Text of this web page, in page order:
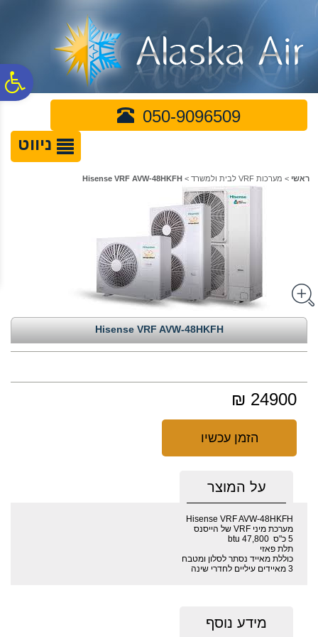
נגישות
המרכזי
050-9096509
ניווט
ראשי > מערכות VRF לבית ולמשרד >
Hisense VRF AVW-48HKFH
Hisense VRF AVW-48HKFH
24900 ₪
הזמן עכשיו
על המוצר
Hisense VRF AVW-48HKFH
מערכת מיני VRF של הייסנס
5 כ"ס 47,800 btu
תלת פאזי
כוללת מאייד נסתר לסלון ומטבח
3 מאיידים עיליים לחדרי שינה
מידע נוסף